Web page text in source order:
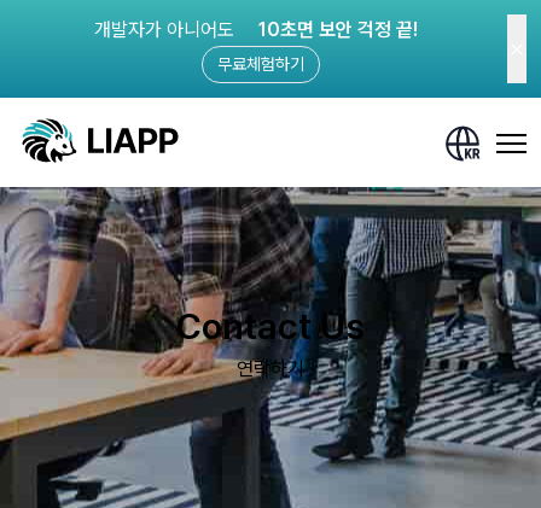
개발자가 아니어도 10초면 보안 걱정 끝!
무료체험하기
Contact Us
연락하기